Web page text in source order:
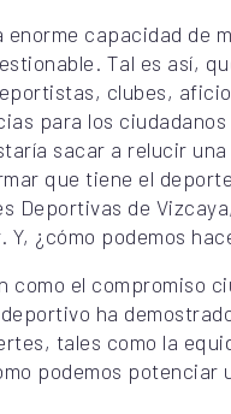
capacidad de
Tal es así,
clubes,
para los ciudadanos
sacar a relucir
que tiene el
Deportivas de
¿cómo podemos
el compromiso
ha
tales como la
podemos potenciar